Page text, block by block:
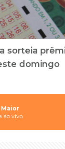
sorteia
domingo
Maior
ao vivo